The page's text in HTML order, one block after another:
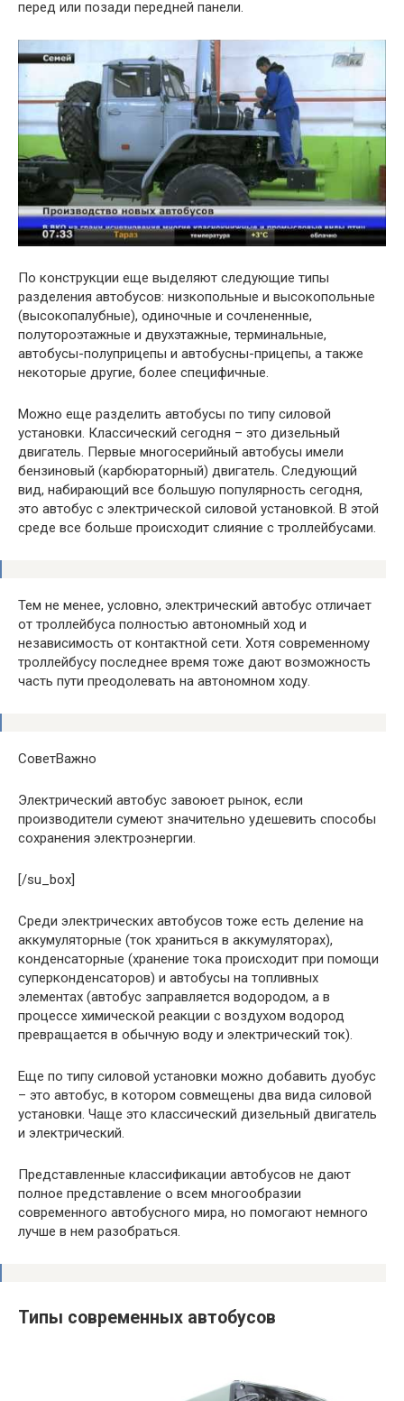
перед или позади передней панели.
По конструкции еще выделяют следующие типы
разделения автобусов: низкопольные и высокопольные
(высокопалубные), одиночные и сочлененные,
полутороэтажные и двухэтажные, терминальные,
автобусы-полуприцепы и автобусны-прицепы, а также
некоторые другие, более специфичные.
Можно еще разделить автобусы по типу силовой
установки. Классический сегодня – это дизельный
двигатель. Первые многосерийный автобусы имели
бензиновый (карбюраторный) двигатель. Следующий
вид, набирающий все большую популярность сегодня,
это автобус с электрической силовой установкой. В этой
среде все больше происходит слияние с троллейбусами.
Тем не менее, условно, электрический автобус отличает
от троллейбуса полностью автономный ход и
независимость от контактной сети. Хотя современному
троллейбусу последнее время тоже дают возможность
часть пути преодолевать на автономном ходу.
СоветВажно
Электрический автобус завоюет рынок, если
производители сумеют значительно удешевить способы
сохранения электроэнергии.
[/su_box]
Среди электрических автобусов тоже есть деление на
аккумуляторные (ток храниться в аккумуляторах),
конденсаторные (хранение тока происходит при помощи
суперконденсаторов) и автобусы на топливных
элементах (автобус заправляется водородом, а в
процессе химической реакции с воздухом водород
превращается в обычную воду и электрический ток).
Еще по типу силовой установки можно добавить дуобус
– это автобус, в котором совмещены два вида силовой
установки. Чаще это классический дизельный двигатель
и электрический.
Представленные классификации автобусов не дают
полное представление о всем многообразии
современного автобусного мира, но помогают немного
лучше в нем разобраться.
Типы современных автобусов